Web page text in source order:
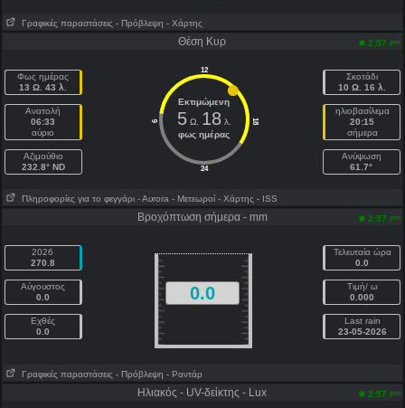
Γραφικές παραστάσεις - Πρόβλεψη - Χάρτης
Θέση Κυρ 2:57 pm
Φως ημέρας
13 Ω. 43 λ.
Ανατολή
06:33
αύριο
Aζιμούθιο
232.8° ND
12
24
6 18
Εκτιμώμενη
5Ω. 18λ.
φως ημέρας
Σκοτάδι
10 Ω. 16 λ.
ηλιοβασίλεμα
20:15
σήμερα
Ανύψωση
61.7°
Πληροφορίες για το φεγγάρι - Αυrora - Μετεωροί - Χάρτης - ISS
Βροχόπτωση σήμερα - mm 2:57 pm
2026
270.8
Αύγουστος
0.0
Εχθές
0.0
0.0
Τελευταία ώρα
0.0
Τιμή/ ω
0.000
Last rain
23-05-2026
Γραφικές παραστάσεις - Πρόβλεψη - Ραντάρ
Ηλιακός - UV-δείκτης - Lux 2:57 pm